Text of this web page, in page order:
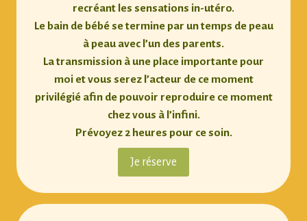
recréant les sensations in-utéro.
Le bain de bébé se termine par un temps de peau
à peau avec l’un des parents.
La transmission à une place importante pour
moi et vous serez l’acteur de ce moment
privilégié afin de pouvoir reproduire ce moment
chez vous à l’infini.
Prévoyez 2 heures pour ce soin.
Je réserve